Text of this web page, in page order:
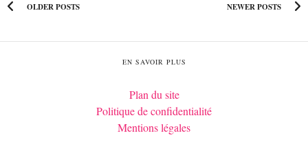
OLDER POSTS NEWER POSTS
EN SAVOIR PLUS
Plan du site
Politique de confidentialité
Mentions légales